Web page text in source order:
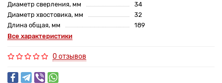
Диаметр сверления, мм
34
Диаметр хвостовика, мм
32
Длина общая, мм
189
Все характеристики
0 отзывов